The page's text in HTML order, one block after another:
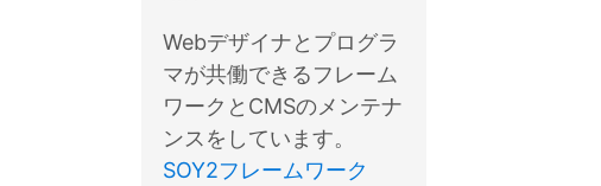
Webデザイナとプログラ
マが共働できるフレーム
ワークとCMSのメンテナ
ンスをしています。
SOY2フレームワーク